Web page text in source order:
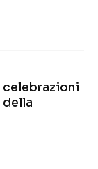
celebrazioni
della